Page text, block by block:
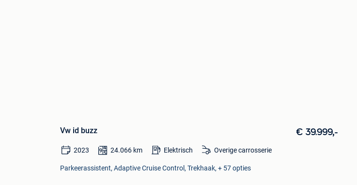
Vw id buzz € 39.999,-
2023 24.066 km Elektrisch Overige carrosserie
Parkeerassistent, Adaptive Cruise Control, Trekhaak, + 57 opties